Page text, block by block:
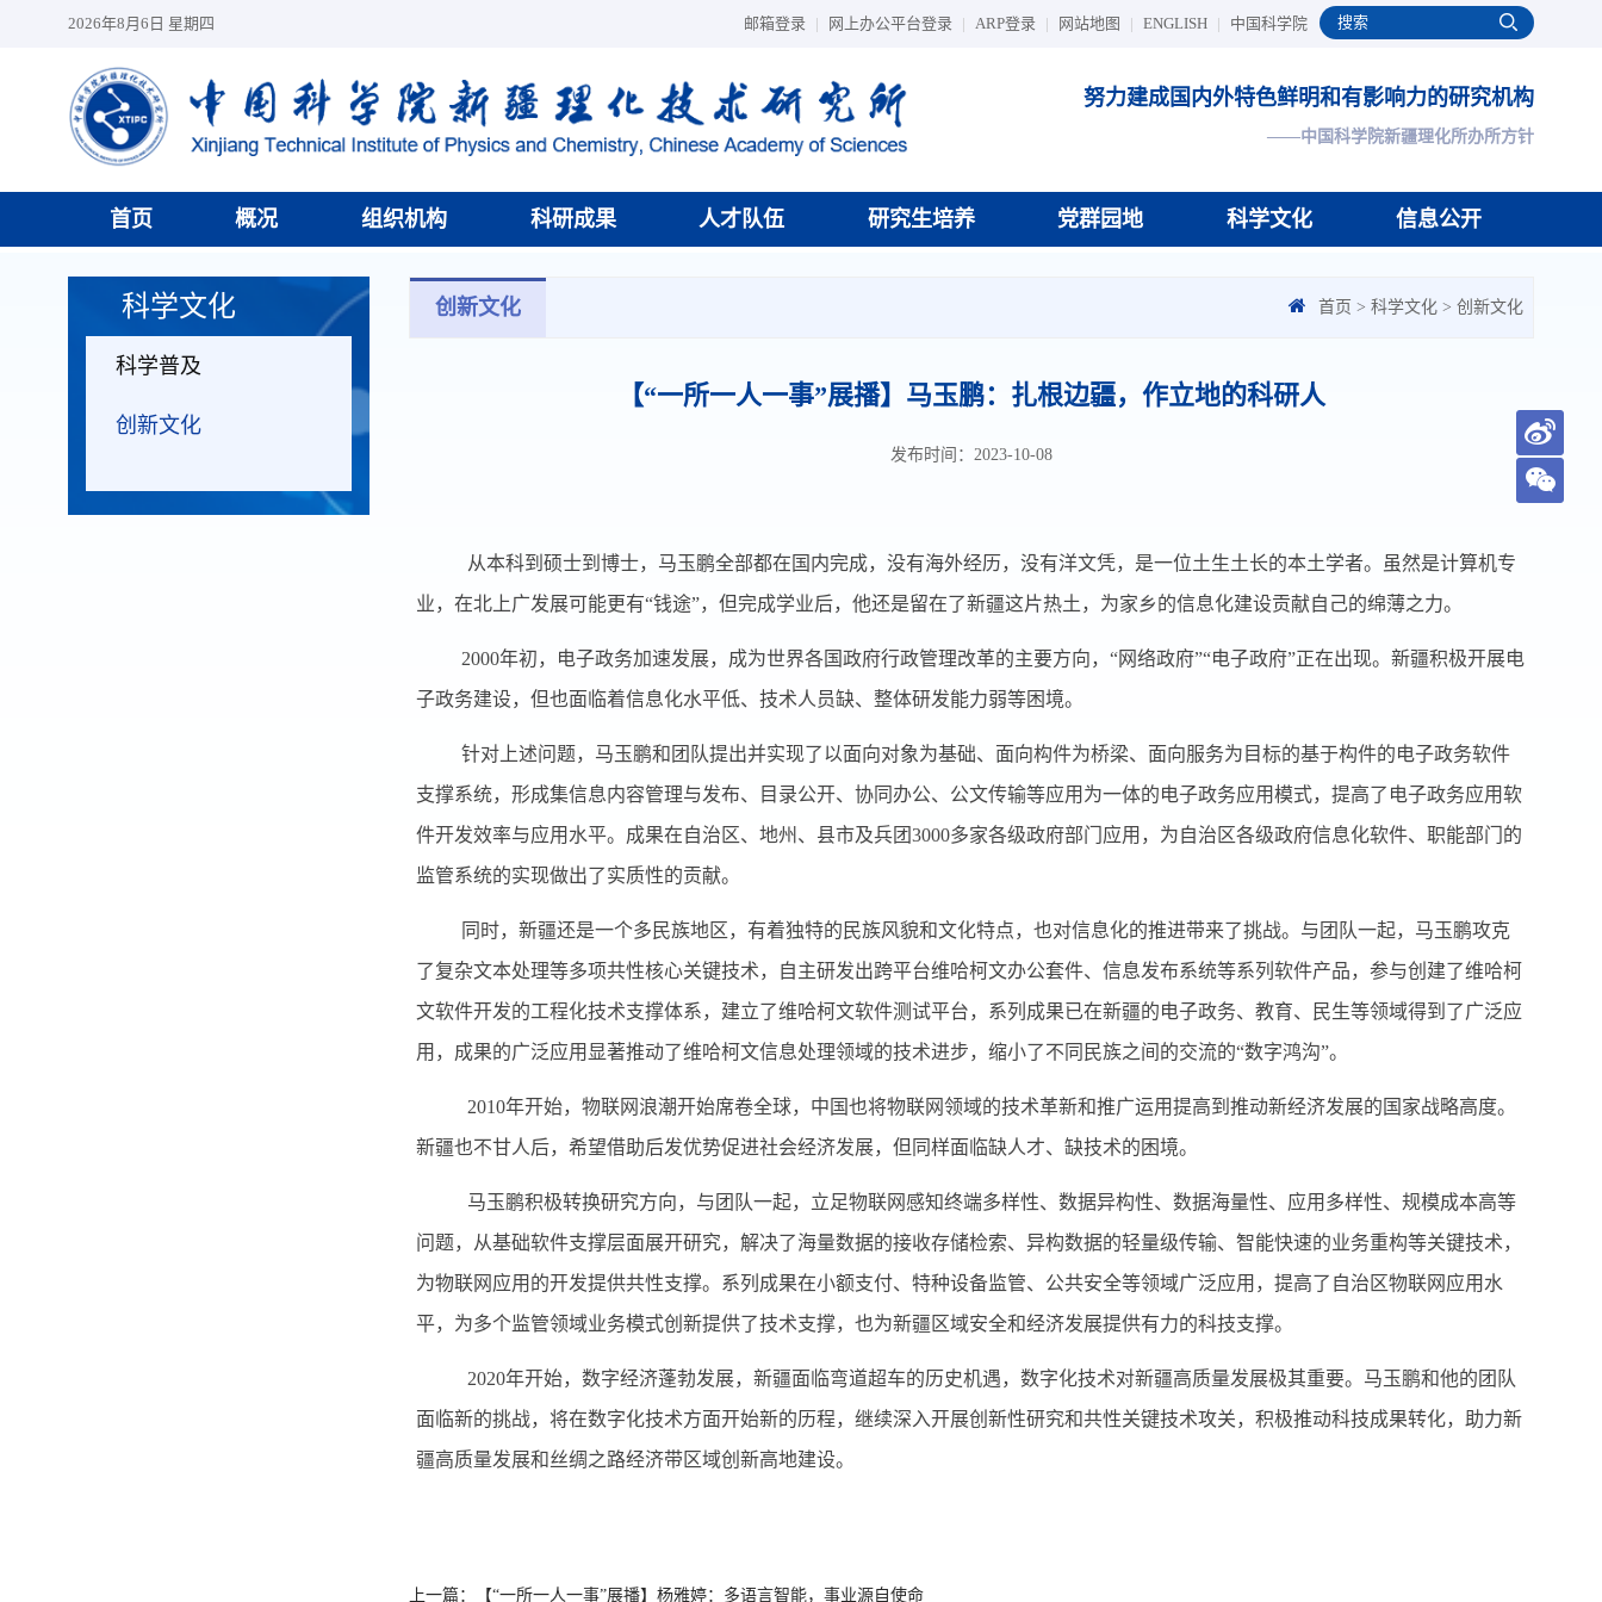
2026年8月6日 星期四 邮箱登录 | 网上办公平台登录 | ARP登录 | 网站地图 | ENGLISH | 中国科学院
努力建成国内外特色鲜明和有影响力的研究机构
——中国科学院新疆理化所办所方针
首页 概况 组织机构 科研成果 人才队伍 研究生培养 党群园地 科学文化 信息公开
科学文化
科学普及
创新文化
创新文化 首页 > 科学文化 > 创新文化
【“一所一人一事”展播】马玉鹏：扎根边疆，作立地的科研人
发布时间：2023-10-08
从本科到硕士到博士，马玉鹏全部都在国内完成，没有海外经历，没有洋文凭，是一位土生土长的本土学者。虽然是计算机专
业，在北上广发展可能更有“钱途”，但完成学业后，他还是留在了新疆这片热土，为家乡的信息化建设贡献自己的绵薄之力。
2000年初，电子政务加速发展，成为世界各国政府行政管理改革的主要方向，“网络政府”“电子政府”正在出现。新疆积极开展电
子政务建设，但也面临着信息化水平低、技术人员缺、整体研发能力弱等困境。
针对上述问题，马玉鹏和团队提出并实现了以面向对象为基础、面向构件为桥梁、面向服务为目标的基于构件的电子政务软件
支撑系统，形成集信息内容管理与发布、目录公开、协同办公、公文传输等应用为一体的电子政务应用模式，提高了电子政务应用软
件开发效率与应用水平。成果在自治区、地州、县市及兵团3000多家各级政府部门应用，为自治区各级政府信息化软件、职能部门的
监管系统的实现做出了实质性的贡献。
同时，新疆还是一个多民族地区，有着独特的民族风貌和文化特点，也对信息化的推进带来了挑战。与团队一起，马玉鹏攻克
了复杂文本处理等多项共性核心关键技术，自主研发出跨平台维哈柯文办公套件、信息发布系统等系列软件产品，参与创建了维哈柯
文软件开发的工程化技术支撑体系，建立了维哈柯文软件测试平台，系列成果已在新疆的电子政务、教育、民生等领域得到了广泛应
用，成果的广泛应用显著推动了维哈柯文信息处理领域的技术进步，缩小了不同民族之间的交流的“数字鸿沟”。
2010年开始，物联网浪潮开始席卷全球，中国也将物联网领域的技术革新和推广运用提高到推动新经济发展的国家战略高度。
新疆也不甘人后，希望借助后发优势促进社会经济发展，但同样面临缺人才、缺技术的困境。
马玉鹏积极转换研究方向，与团队一起，立足物联网感知终端多样性、数据异构性、数据海量性、应用多样性、规模成本高等
问题，从基础软件支撑层面展开研究，解决了海量数据的接收存储检索、异构数据的轻量级传输、智能快速的业务重构等关键技术，
为物联网应用的开发提供共性支撑。系列成果在小额支付、特种设备监管、公共安全等领域广泛应用，提高了自治区物联网应用水
平，为多个监管领域业务模式创新提供了技术支撑，也为新疆区域安全和经济发展提供有力的科技支撑。
2020年开始，数字经济蓬勃发展，新疆面临弯道超车的历史机遇，数字化技术对新疆高质量发展极其重要。马玉鹏和他的团队
面临新的挑战，将在数字化技术方面开始新的历程，继续深入开展创新性研究和共性关键技术攻关，积极推动科技成果转化，助力新
疆高质量发展和丝绸之路经济带区域创新高地建设。
上一篇：【“一所一人一事”展播】杨雅婷：多语言智能，事业源自使命